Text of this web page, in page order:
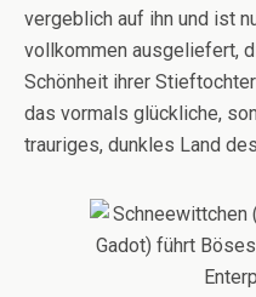
vergeblich auf ihn und ist
vollkommen ausgeliefert,
Schönheit ihrer
das vormals glückliche,
trauriges, dunkles Land